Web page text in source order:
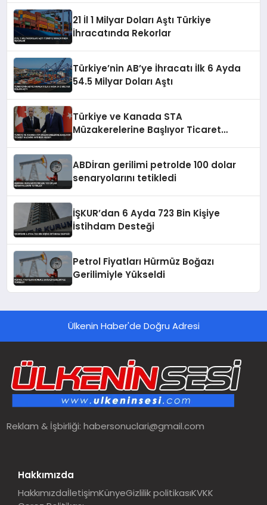
21 İl 1 Milyar Doları Aştı Türkiye
İhracatında Rekorlar
Türkiye’nin AB’ye İhracatı İlk 6 Ayda
54.5 Milyar Doları Aştı
Türkiye ve Kanada STA
Müzakerelerine Başlıyor Ticaret
ABDİran gerilimi petrolde 100 dolar
senaryolarını tetikledi
İŞKUR’dan 6 Ayda 723 Bin Kişiye
İstihdam Desteği
Petrol Fiyatları Hürmüz Boğazı
Gerilimiyle Yükseldi
Ülkenin Haber'de Doğru Adresi
Reklam & İşbirliği:habersonuclari@gmail.com
Hakkımızda
HakkımızdaİletişimKünyeGizlilik politikasıKVKK